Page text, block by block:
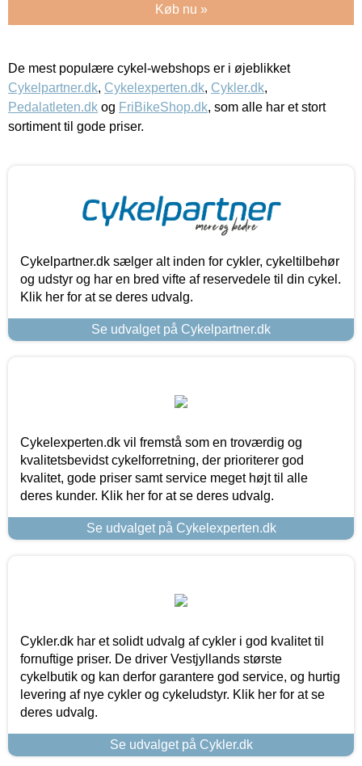
Køb nu »
De mest populære cykel-webshops er i øjeblikket
Cykelpartner.dk, Cykelexperten.dk, Cykler.dk,
Pedalatleten.dk og FriBikeShop.dk, som alle har et stort
sortiment til gode priser.
Cykelpartner.dk sælger alt inden for cykler, cykeltilbehør
og udstyr og har en bred vifte af reservedele til din cykel.
Klik her for at se deres udvalg.
Se udvalget på Cykelpartner.dk
Cykelexperten.dk vil fremstå som en troværdig og
kvalitetsbevidst cykelforretning, der prioriterer god
kvalitet, gode priser samt service meget højt til alle
deres kunder. Klik her for at se deres udvalg.
Se udvalget på Cykelexperten.dk
Cykler.dk har et solidt udvalg af cykler i god kvalitet til
fornuftige priser. De driver Vestjyllands største
cykelbutik og kan derfor garantere god service, og hurtig
levering af nye cykler og cykeludstyr. Klik her for at se
deres udvalg.
Se udvalget på Cykler.dk